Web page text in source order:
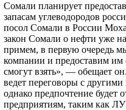
Сомали планирует
запасам углеводородов
посол Сомали в России
закон Сомали о нефти уже
примем, в первую очередь
компании и предоставим им
смогут взять», — обещает
ведет переговоры с
однако предпочтение будет
предприятиям, таким как